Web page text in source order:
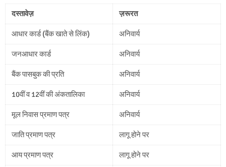
दस्तावेज़ ज़रूरत
आधार कार्ड (बैंक खाते से लिंक) अनिवार्य
जनआधार कार्ड अनिवार्य
बैंक पासबुक की प्रति अनिवार्य
10वीं व 12वीं की अंकतालिका अनिवार्य
मूल निवास प्रमाण पत्र अनिवार्य
जाति प्रमाण पत्र लागू होने पर
आय प्रमाण पत्र लागू होने पर